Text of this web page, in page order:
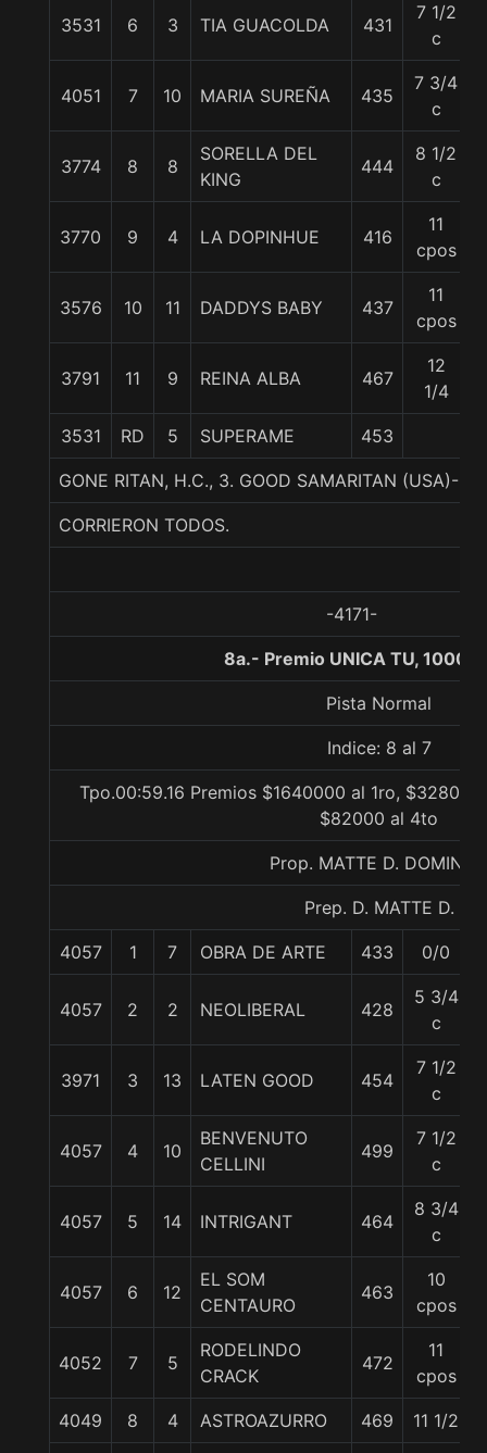
3531 6 3 TIA GUACOLDA 431
7 1/2
c
4051 7 10 MARIA SUREÑA 435
7 3/4
c
3774 8 8
SORELLA DEL
KING
444
8 1/2
c
3770 9 4 LA DOPINHUE 416
11
cpos
3576 10 11 DADDYS BABY 437
11
cpos
3791 11 9 REINA ALBA 467
12
1/4
3531 RD 5 SUPERAME 453
GONE RITAN, H.C., 3. GOOD SAMARITAN (USA)-
CORRIERON TODOS.
-4171-
8a.- Premio UNICA TU, 1000
Pista Normal
Indice: 8 al 7
Tpo.00:59.16 Premios $1640000 al 1ro,
$82000 al 4to
Prop. MATTE D.
Prep. D. MATTE D.
4057 1 7 OBRA DE ARTE 433 0/0
4057 2 2 NEOLIBERAL 428
5 3/4
c
3971 3 13 LATEN GOOD 454
7 1/2
c
4057 4 10
BENVENUTO
CELLINI
499
7 1/2
c
4057 5 14 INTRIGANT 464
8 3/4
c
4057 6 12
EL SOM
CENTAURO
463
10
cpos
4052 7 5
RODELINDO
CRACK
472
11
cpos
4049 8 4 ASTROAZURRO 469 11 1/2